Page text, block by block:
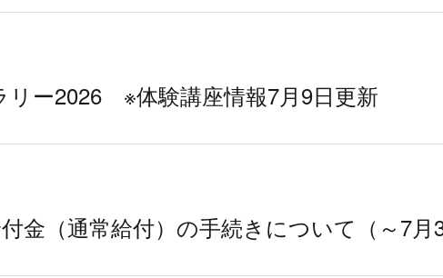
ー2026 ※体験講座情報7月9日更新
金（通常給付）の手続きについて（～7月